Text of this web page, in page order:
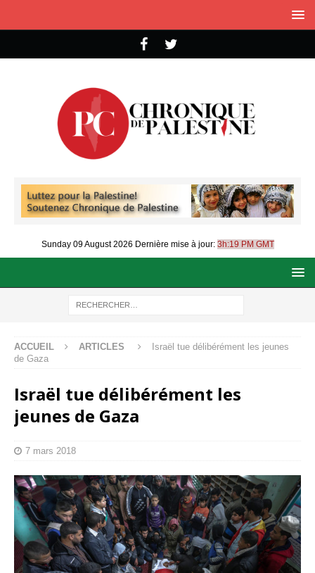
Sunday 09 August 2026 Dernière mise à jour: 3h:19 PM GMT
ACCUEIL ARTICLES
Israël tue délibérément les jeunes
de Gaza
Israël tue délibérément les
jeunes de Gaza
7 mars 2018